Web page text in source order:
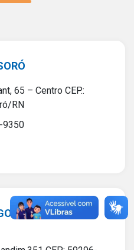
65 – Centro CEP.:
RN
9350
DO